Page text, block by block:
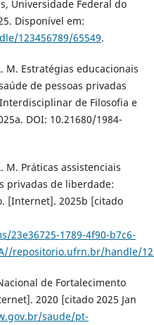
Universidade Federal do
Disponível em:
123456789/65549.
M. Estratégias educacionais
de pessoas privadas
de Filosofia e
DOI: 10.21680/1984-
M. Práticas assistenciais
privadas de liberdade:
[Internet]. 2025b [citado
1789-4f90-b7c6-
repositorio.ufrn.br/handle/
de Fortalecimento
2020 [citado 2025 Jan
saude/pt-